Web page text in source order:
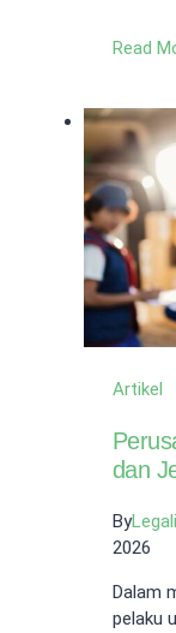
Read
Artikel
dan
By
2026
Dalam
pelaku